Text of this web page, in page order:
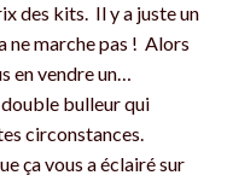
des kits. Il y a juste un
ne marche pas ! Alors
en vendre un…
bulleur qui
circonstances.
ça vous a éclairé sur